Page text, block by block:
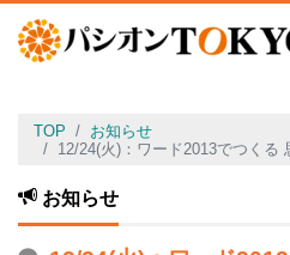
TOP
お知らせ
12/24(火)：ワード2013でつくる
お知らせ